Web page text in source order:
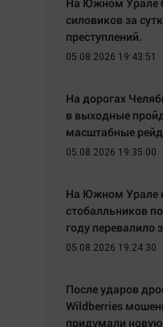
силовиков за
преступлений.
05.08.2026 19:43:51
На дорогах
в выходные
масштабные
05.08.2026 19:35:00
На Южном Урале
стобалльников
году перевалило
05.08.2026 19:24:30
После ударов
Wildberries
придумали